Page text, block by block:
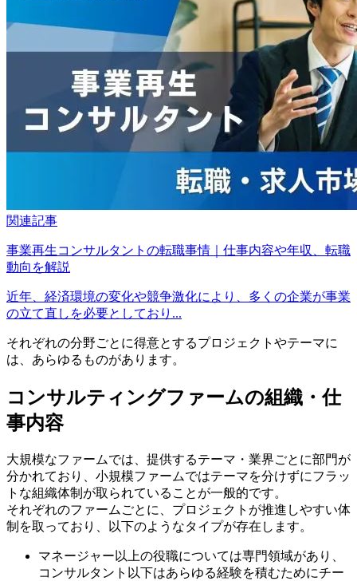
関連記事
事業再生コンサルタントの転職事情｜仕事内容や年収、転職
動向を解説
近年、経済環境の変化や競争激化により、多くの企業が事業
の立て直しを必要としており...
それぞれの分野ごとに得意とするプロジェクトやテーマに
は、あらゆるものがあります。
コンサルティングファームの組織・仕
事内容
大規模なファームでは、提供するテーマ・業界ごとに部門が
分かれており、小規模ファームではテーマを分けずにフラッ
トな組織体制が取られていることが一般的です。
それぞれのファームごとに、プロジェクトが推進しやすい体
制を取っており、以下のようなタイプが存在します。
マネージャー以上の役職については専門領域があり、
コンサルタント以下はあらゆる経験を積むためにチー